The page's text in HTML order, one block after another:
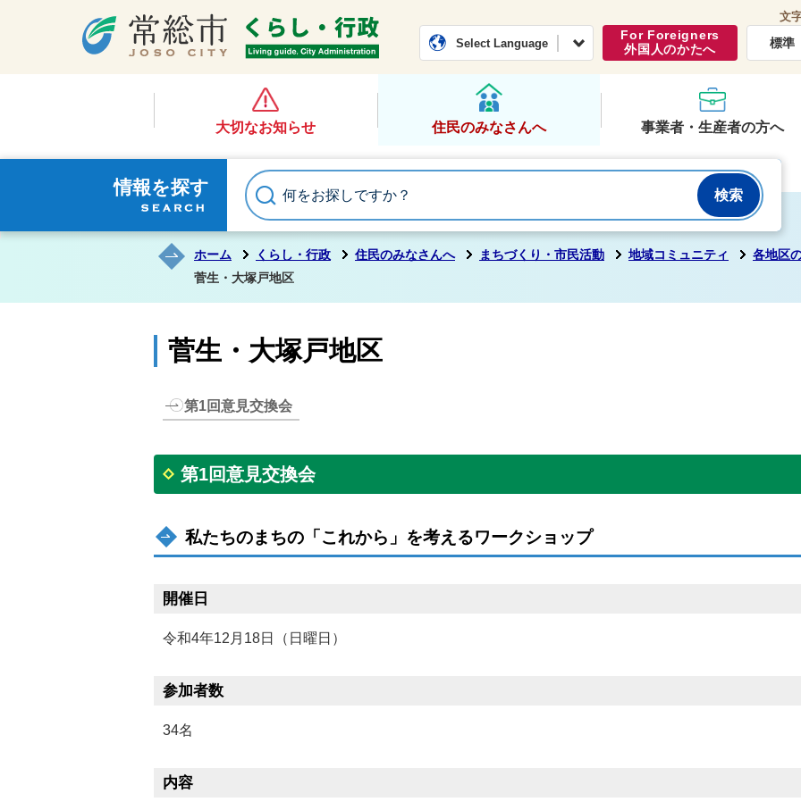
常総市公式ホームページくらし・行政
Select Language
For Foreigners
外国人のかたへ
文
標準
大切なお知らせ 住民のみなさんへ 事業者・生産者の方へ
情報を探す
ホーム くらし・行政 住民のみなさんへ まちづくり・市民活動 地域コミュニティ
各地区
菅生・大塚戸地区
菅生・大塚戸地区
第1回意見交換会
第1回意見交換会
私たちのまちの「これから」を考えるワークショップ
開催日
令和4年12月18日（日曜日）
参加者数
34名
内容